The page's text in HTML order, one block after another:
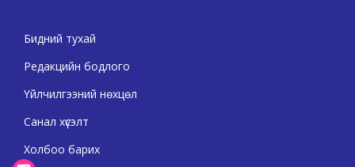
Бидний тухай
Редакцийн бодлого
Үйлчилгээний нөхцөл
Санал хүсэлт
Холбоо барих